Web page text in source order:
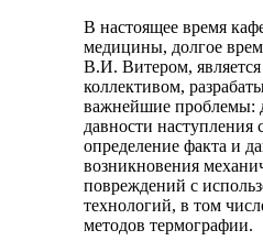
В настоящее время
медицины, долгое
В.И. Витером,
коллективом,
важнейшие проблемы:
давности наступления
определение факта и
возникновения
повреждений с
технологий, в том
методов термографии.